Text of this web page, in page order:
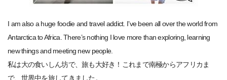
I am also a huge foodie and travel addict. I’ve been all over the world from
Antarctica to Africa. There’s nothing I love more than exploring, learning
new things and meeting new people.
私は大の食いしん坊で、旅も大好き！これまで南極からアフリカま
で、世界中を旅してきました。